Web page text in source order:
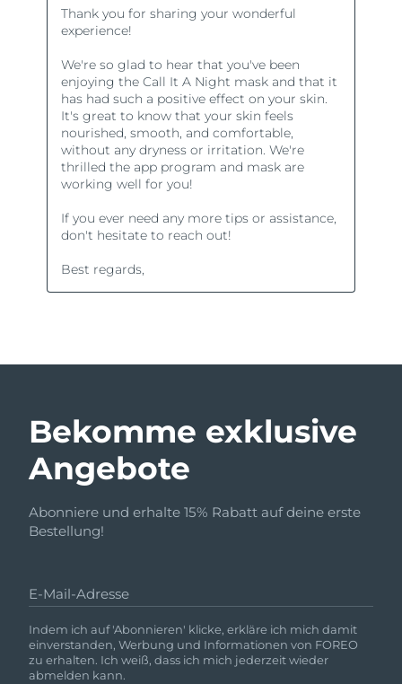
Bekomme exklusive
Angebote
Abonniere und erhalte 15% Rabatt auf deine erste
Bestellung!
E-Mail-Adresse
Indem ich auf 'Abonnieren' klicke, erkläre ich mich damit
einverstanden, Werbung und Informationen von FOREO
zu erhalten. Ich weiß, dass ich mich jederzeit wieder
abmelden kann.